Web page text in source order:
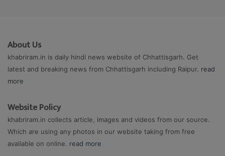
About Us
khabriram.in is daily hindi news website of Chhattisgarh. Get
latest and breaking news from Chhattisgarh including Raipur. read
more
Website Policy
khabriram.in collects article, images and videos from our source.
Which are using any photos in our website taking from free
available on online. read more